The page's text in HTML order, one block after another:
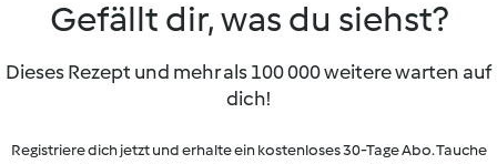
Gefällt dir, was du siehst?
Dieses Rezept und mehr als 100 000 weitere warten auf
dich!
Registriere dich jetzt und erhalte ein kostenloses 30-Tage Abo. Tauche